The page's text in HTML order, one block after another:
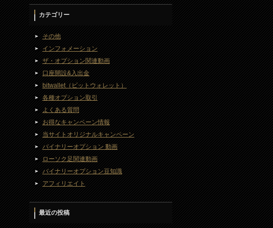
カテゴリー
その他
インフォメーション
ザ・オプション関連動画
口座開設&入出金
bitwallet（ビットウォレット）
各種オプション取引
よくある質問
お得なキャンペーン情報
当サイトオリジナルキャンペーン
バイナリーオプション 動画
ローソク足関連動画
バイナリーオプション豆知識
アフィリエイト
最近の投稿